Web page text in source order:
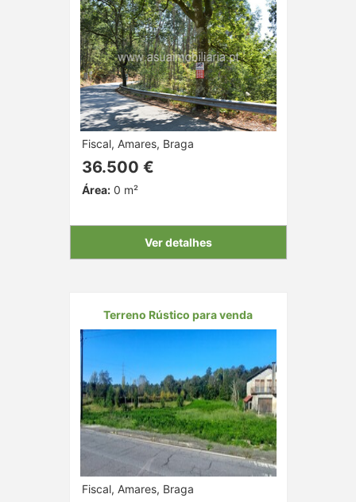
Fiscal, Amares, Braga
36.500 €
Área:0 m²
Ver detalhes
Terreno Rústico para venda
Fiscal, Amares, Braga